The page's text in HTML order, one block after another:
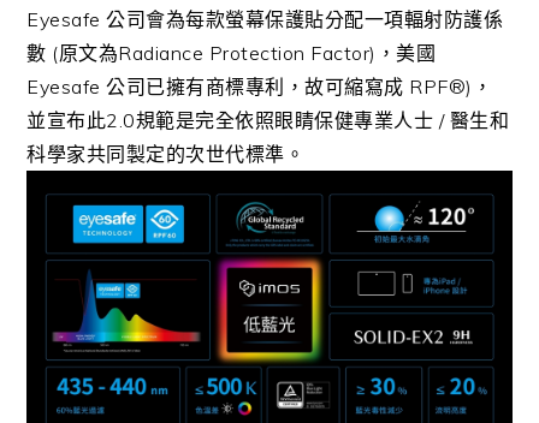
Eyesafe 公司會為每款螢幕保護貼分配一項輻射防護係
數 (原文為Radiance Protection Factor)，美國
Eyesafe 公司已擁有商標專利，故可縮寫成 RPF®)，
並宣布此2.0規範是完全依照眼睛保健專業人士 / 醫生和
科學家共同製定的次世代標準。